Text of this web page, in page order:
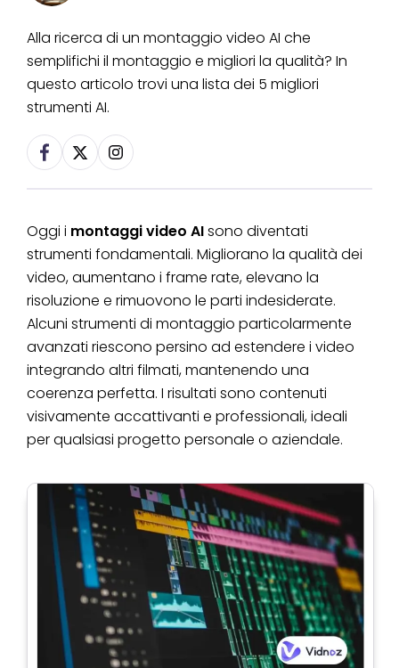
Alla ricerca di un montaggio video AI che
semplifichi il montaggio e migliori la qualità? In
questo articolo trovi una lista dei 5 migliori
strumenti AI.
Oggi i montaggi video AIsono diventati
strumenti fondamentali. Migliorano la qualità dei
video, aumentano i frame rate, elevano la
risoluzione e rimuovono le parti indesiderate.
Alcuni strumenti di montaggio particolarmente
avanzati riescono persino ad estendere i video
integrando altri filmati, mantenendo una
coerenza perfetta. I risultati sono contenuti
visivamente accattivanti e professionali, ideali
per qualsiasi progetto personale o aziendale.